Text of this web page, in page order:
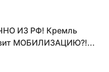
ИЗ РФ! Кремль
МОБИЛИЗАЦИЮ?!...